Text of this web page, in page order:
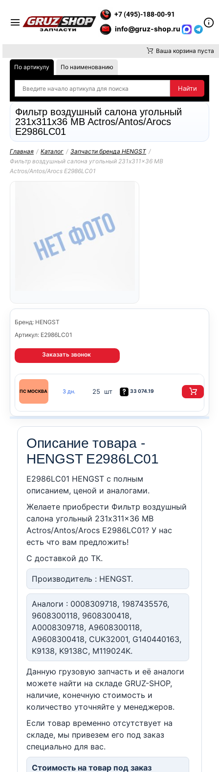
+7 (495)-188-00-91
info@gruz-shop.ru
Ваша корзина пуста
По артикулу По наименованию
Фильтр воздушный салона угольный
231x311x36 MB Actros/Antos/Arocs
E2986LC01
Главная / Каталог / Запчасти бренда HENGST /
Фильтр воздушный салона угольный 231x311x36 MB
Actros/Antos/Arocs E2986LC01
Бренд: HENGST
Артикул: E2986LC01
Заказать звонок
ПС МОСКВА 3 дн. 25 шт 33 074.19
Описание товара -
HENGST E2986LC01
E2986LC01 HENGST c полным
описанием, ценой и аналогами.
Желаете приобрести Фильтр воздушный
салона угольный 231x311x36 MB
Actros/Antos/Arocs E2986LC01? У нас
есть что вам предложить!
С доставкой до ТК.
Производитель : HENGST.
Аналоги : 0008309718, 1987435576,
9608300118, 9608300418,
A0008309718, A9608300118,
A9608300418, CUK32001, G140440163,
K9138, K9138C, M119024K.
Данную грузовую запчасть и её аналоги
можете найти на складе GRUZ-SHOP,
наличие, конечную стоимость и
количество уточняйте у менеджеров.
Если товар временно отсутствует на
складе, мы привезем его под заказ
специально для вас.
Стоимость на товар под заказ